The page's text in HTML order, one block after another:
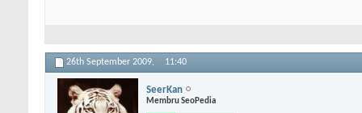
26th September 2009, 11:40
SeerKan
Membru SeoPedia